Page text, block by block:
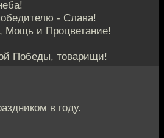
- Слава!
Мощь и Процветание!
Победы, товарищи!
в году.